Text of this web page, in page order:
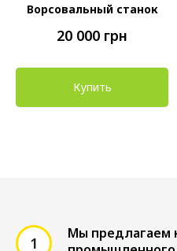
Ворсовальный станок
20 000 грн
Купить
Мы предлагаем